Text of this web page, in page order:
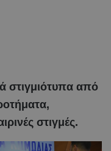
στιγμιότυπα από
στιγμές.